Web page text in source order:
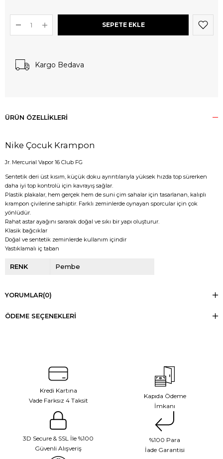
Kargo Bedava
ÜRÜN ÖZELLIKLERI
Nike Çocuk Krampon
Jr. Mercurial Vapor 16 Club FG
Sentetik deri üst kısım, küçük doku ayrıntılarıyla yüksek hızda top sürerken
daha iyi top kontrolü için kavrayış sağlar.
Plastik plakalar, hem gerçek hem de suni çim sahalar için tasarlanan, kalıplı
krampon çivilerine sahiptir. Farklı zeminlerde oynayan sporcular için çok
yönlüdür.
Rahat astar ayağını sararak doğal ve sıkı bir yapı oluşturur.
Klasik bağcıklar
Doğal ve sentetik zeminlerde kullanım içindir
Yastıklamalı iç taban
RENK Pembe
YORUMLAR(0)
ÖDEME SEÇENEKLERI
Kredi Kartına
Vade Farksız 4 Taksit
Kapıda Ödeme
İmkanı
3D Secure & SSL İle %100
Güvenli Alışveriş
%100 Para
İade Garantisi